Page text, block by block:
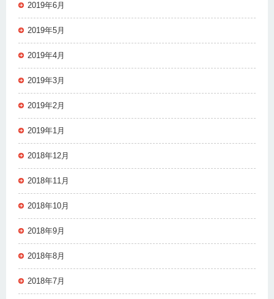
2019年6月
2019年5月
2019年4月
2019年3月
2019年2月
2019年1月
2018年12月
2018年11月
2018年10月
2018年9月
2018年8月
2018年7月